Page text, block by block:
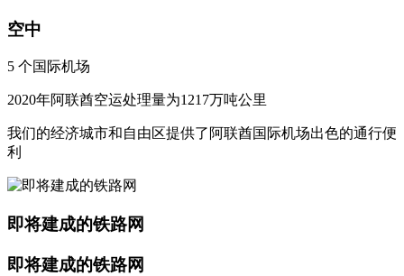
空中
5 个国际机场
2020年阿联酋空运处理量为1217万吨公里
我们的经济城市和自由区提供了阿联酋国际机场出色的通行便
利
即将建成的铁路网
即将建成的铁路网